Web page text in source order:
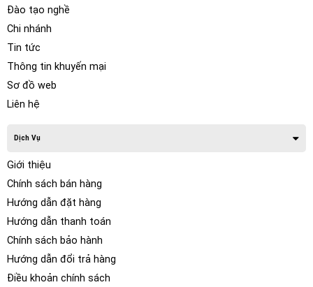
Đào tạo nghề
Chi nhánh
Tin tức
Thông tin khuyến mại
Sơ đồ web
Liên hệ
Dịch Vụ
Giới thiệu
Chính sách bán hàng
Hướng dẫn đặt hàng
Hướng dẫn thanh toán
Chính sách bảo hành
Hướng dẫn đổi trả hàng
Điều khoản chính sách